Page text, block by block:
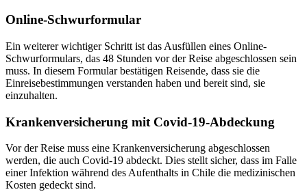
Online-Schwurformular
Ein weiterer wichtiger Schritt ist das Ausfüllen eines Online-
Schwurformulars, das 48 Stunden vor der Reise abgeschlossen sein
muss. In diesem Formular bestätigen Reisende, dass sie die
Einreisebestimmungen verstanden haben und bereit sind, sie
einzuhalten.
Krankenversicherung mit Covid-19-Abdeckung
Vor der Reise muss eine Krankenversicherung abgeschlossen
werden, die auch Covid-19 abdeckt. Dies stellt sicher, dass im Falle
einer Infektion während des Aufenthalts in Chile die medizinischen
Kosten gedeckt sind.